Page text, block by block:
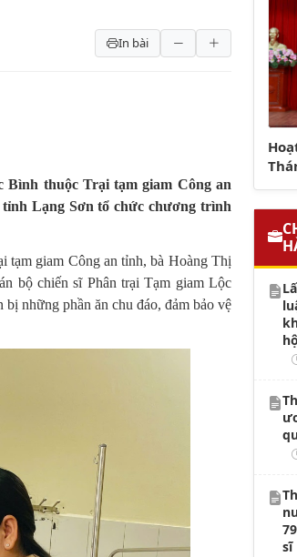
In bài
Bình thuộc Trại tạm giam Công an
Lạng Sơn tổ chức chương trình
tạm giam Công an tỉnh, bà Hoàng Thị
bộ chiến sĩ Phân trại Tạm giam Lộc
những phần ăn chu đáo, đảm bảo vệ
sĩ